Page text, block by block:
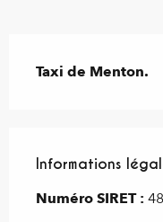
Taxi de Menton.
Informations
Informations
Numéro SIRET :